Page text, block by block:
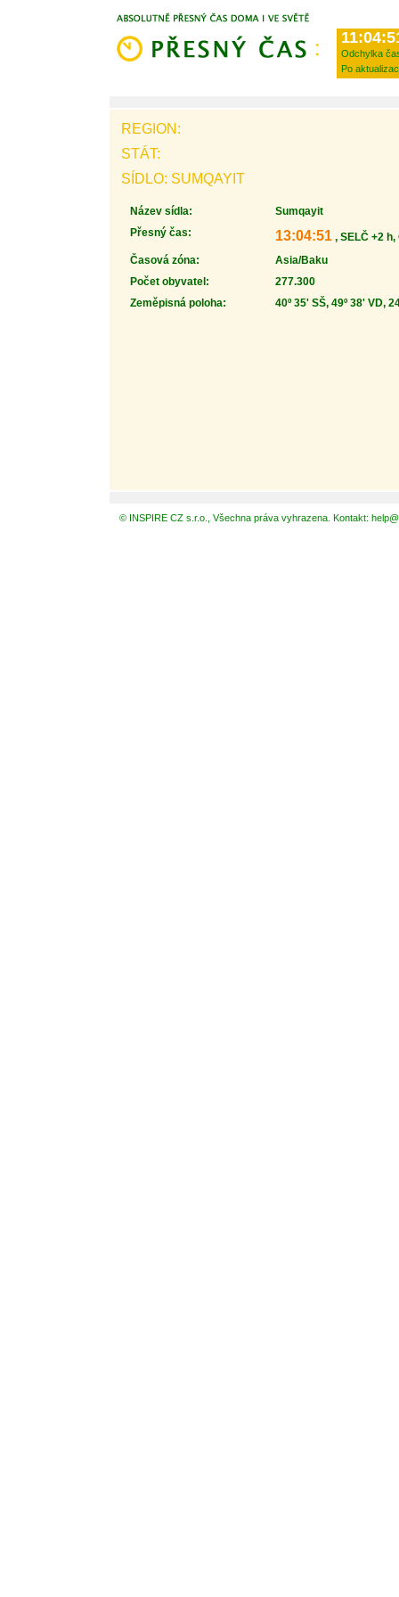
Odchylka
Po
REGION:
STÁT:
SÍDLO: SUMQAYIT
Název sídla:
Sumqayit
Přesný čas:
13:04:51 , SELČ +2 h,
Časová zóna:
Asia/Baku
Počet obyvatel:
277.300
Zeměpisná poloha:
40º 35' SŠ, 49º 38' VD,
© INSPIRE CZ s.r.o., Všechna práva vyhrazena. Kontakt: